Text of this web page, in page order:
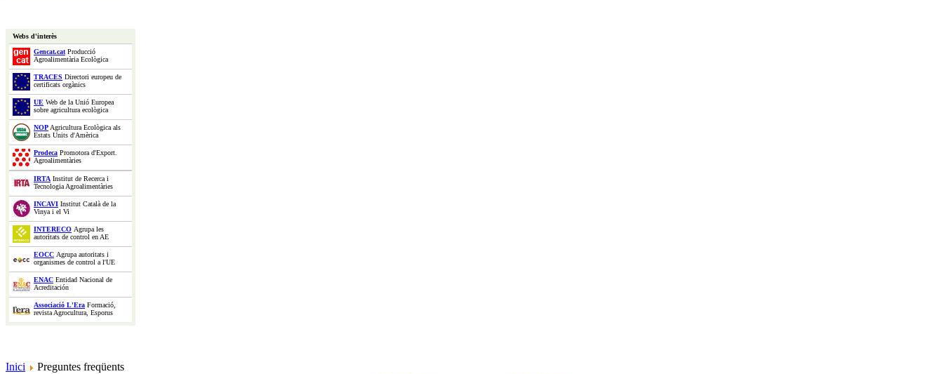
Webs d'interès
Gencat.catProducció
Agroalimentària Ecològica
TRACES Directori europeu de
certificats orgànics
UE Web de la Unió Europea
sobre agricultura ecològica
NOPAgricultura Ecològica als
Estats Units d'Amèrica
Prodeca Promotora d'Export.
Agroalimentàries
IRTA Institut de Recerca i
Tecnologia Agroalimentàries
INCAVI Institut Català de la
Vinya i el Vi
INTERECO Agrupa les
autoritats de control en AE
EOCC Agrupa autoritats i
organismes de control a l'UE
ENAC Entidad Nacional de
Acreditación
Associació L'Era Formació,
revista Agrocultura, Esporus
Inici
Preguntes freqüents